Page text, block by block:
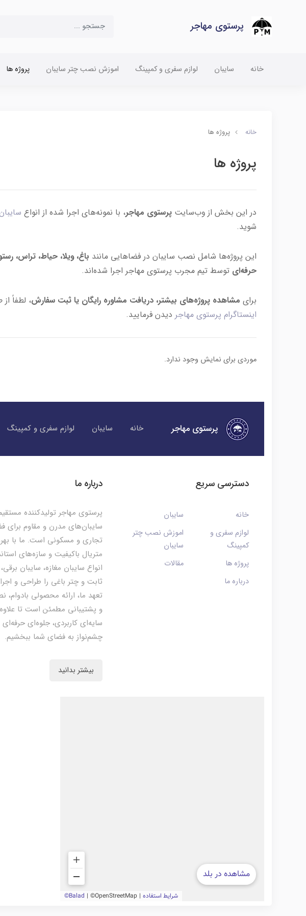
پرستوی مهاجر
خانه سایبان لوازم سفری و کمپینگ اموزش نصب چتر سایبان پروژه ها
خانه پروژه ها
پروژه ها
در این بخش از وب‌سایت پرستوی مهاجر، با نمونه‌های اجرا شده از انواع
شوید.
این پروژه‌ها شامل نصب سایبان در فضاهایی مانند باغ‌، ویلا، حیاط، تراس،
حرفه‌ای توسط تیم مجرب پرستوی مهاجر اجرا شده‌اند.
برای مشاهده پروژه‌های بیشتر، دریافت مشاوره رایگان یا ثبت سفارش، لطفاً
اینستاگرام پرستوی مهاجر دیدن فرمایید.
موردی برای نمایش وجود ندارد.
پرستوی مهاجر خانه سایبان لوازم سفری و کمپینگ
دسترسی سریع
خانه
سایبان
لوازم سفری و
کمپینگ
اموزش نصب چتر
سایبان
پروژه ها
مقالات
درباره ما
درباره ما
پرستوی مهاجر تولیدکننده
سایبان‌های مدرن و مقاوم برای
تجاری و مسکونی است. ما با
متریال باکیفیت و سازه‌های
انواع سایبان مغازه، سایبان
ثابت و چتر باغی را طراحی و
تعهد ما، ارائه محصولی
و پشتیبانی مطمئن است تا علاوه
سایه‌ای کاربردی، جلوه‌ای حرفه‌ای
چشم‌نواز به فضای شما ببخشیم.
بیشتر بدانید